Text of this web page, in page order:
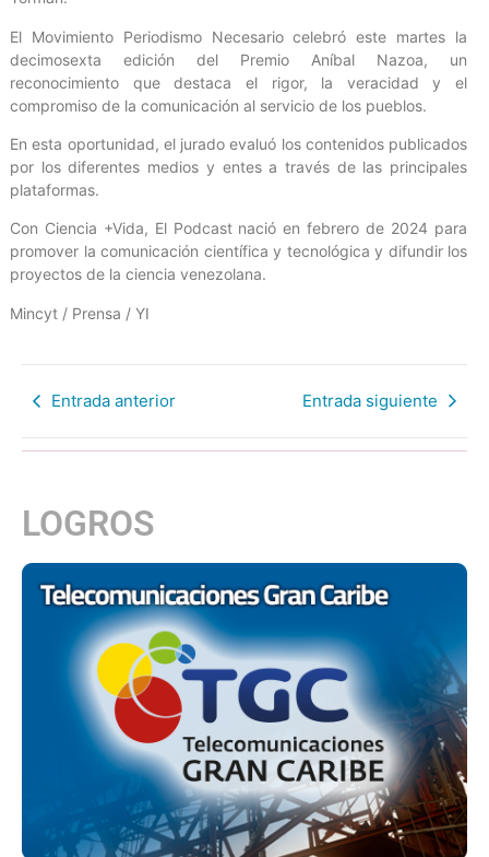
El Movimiento Periodismo Necesario celebró este martes la
decimosexta edición del Premio Aníbal Nazoa, un
reconocimiento que destaca el rigor, la veracidad y el
compromiso de la comunicación al servicio de los pueblos.
En esta oportunidad, el jurado evaluó los contenidos publicados
por los diferentes medios y entes a través de las principales
plataformas.
Con Ciencia +Vida, El Podcast nació en febrero de 2024 para
promover la comunicación científica y tecnológica y difundir los
proyectos de la ciencia venezolana.
Mincyt / Prensa / YI
Entrada anterior Entrada siguiente
LOGROS